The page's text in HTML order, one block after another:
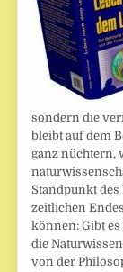
sondern die
bleibt auf dem
ganz nüchtern,
Standpunkt
zeitlichen
können: Gibt
die
von der